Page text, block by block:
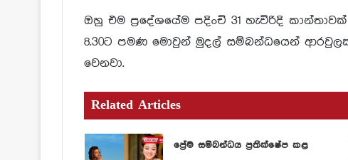
ඔහු එම ප්‍රදේශයේම පදිංචි 31 හැවිරිදි
8.30ට පමණ මොවුන් මුදල් සම්බන්ධයෙන්
වෙනවා.
Related Articles
ප්‍රේම සම්බන්ධය ප්‍රතික්ෂේප කළ